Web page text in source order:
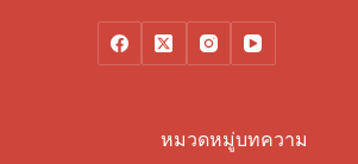
หมวดหมู่บทความ